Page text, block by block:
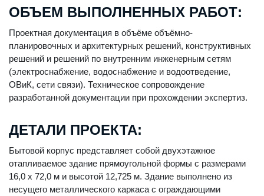
ОБЪЕМ ВЫПОЛНЕННЫХ РАБОТ:
Проектная документация в объёме объёмно-
планировочных и архитектурных решений, конструктивных
решений и решений по внутренним инженерным сетям
(электроснабжение, водоснабжение и водоотведение,
ОВиК, сети связи). Техническое сопровождение
разработанной документации при прохождении экспертиз.
ДЕТАЛИ ПРОЕКТА:
Бытовой корпус представляет собой двухэтажное
отапливаемое здание прямоугольной формы с размерами
16,0 х 72,0 м и высотой 12,725 м. Здание выполнено из
несущего металлического каркаса с ограждающими